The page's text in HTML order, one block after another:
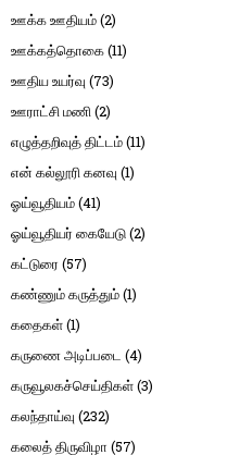
ஊக்க ஊதியம்(2)
ஊக்கத்தொகை(11)
ஊதிய உயர்வு (73)
ஊராட்சி மணி(2)
எழுத்தறிவுத் திட்டம்(11)
என் கல்லூரி கனவு (1)
ஓய்வூதியம்(41)
ஓய்வூதியர் கையேடு(2)
கட்டுரை (57)
கண்ணும் கருத்தும்(1)
கதைகள்(1)
கருணை அடிப்படை (4)
கருவூலகச்செய்திகள்(3)
கலந்தாய்வு (232)
கலைத் திருவிழா (57)